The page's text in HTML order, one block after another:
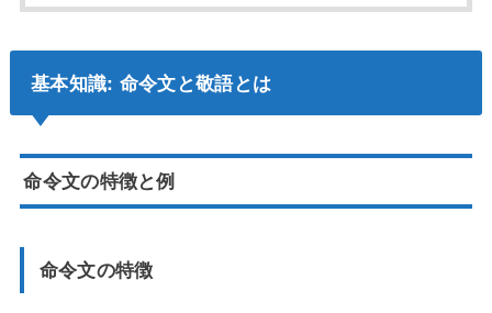
基本知識: 命令文と敬語とは
命令文の特徴と例
命令文の特徴